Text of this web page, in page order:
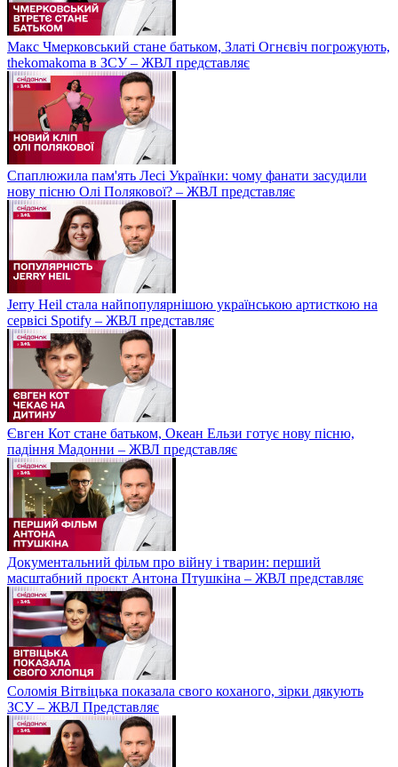
Макс Чмерковський стане батьком, Златі Огнєвіч погрожують,
thekomakoma в ЗСУ – ЖВЛ представляє
Спаплюжила пам'ять Лесі Українки: чому фанати засудили
нову пісню Олі Полякової? – ЖВЛ представляє
Jerry Heil стала найпопулярнішою українською артисткою на
сервісі Spotify – ЖВЛ представляє
Євген Кот стане батьком, Океан Ельзи готує нову пісню,
падіння Мадонни – ЖВЛ представляє
Документальний фільм про війну і тварин: перший
масштабний проєкт Антона Птушкіна – ЖВЛ представляє
Соломія Вітвіцька показала свого коханого, зірки дякують
ЗСУ – ЖВЛ Представляє